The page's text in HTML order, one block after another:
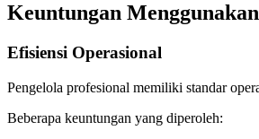
Keuntungan
Efisiensi Operasional
Pengelola profesional memiliki standar
Beberapa keuntungan yang diperoleh: